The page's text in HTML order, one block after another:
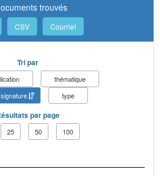
trouvés
CSV Courriel
Tri par
thématique
type
par page
25 50 100